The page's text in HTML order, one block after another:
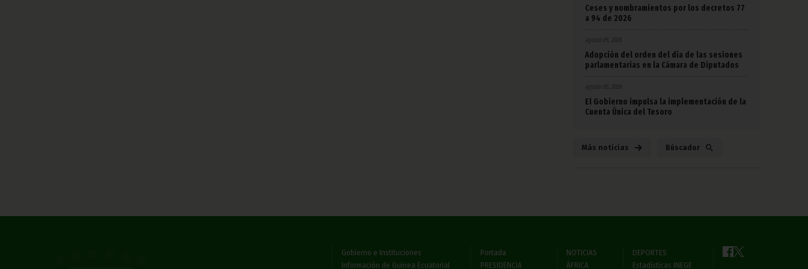
Ceses y nombramientos por los decretos 77
a 94 de 2026
agosto 05, 2026
Adopción del orden del día de las sesiones
parlamentarias en la Cámara de Diputados
agosto 05, 2026
El Gobierno impulsa la implementación de la
Cuenta Única del Tesoro
Más noticias Búscador
Gobierno e Instituciones
Información de Guinea Ecuatorial
Portada
PRESIDENCIA
NOTICIAS
ÁFRICA
DEPORTES
Estadísticas INEGE